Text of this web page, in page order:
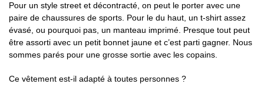
Pour un style street et décontracté, on peut le porter avec une
paire de chaussures de sports. Pour le du haut, un t-shirt assez
évasé, ou pourquoi pas, un manteau imprimé. Presque tout peut
être assorti avec un petit bonnet jaune et c’est parti gagner. Nous
sommes parés pour une grosse sortie avec les copains.
Ce vêtement est-il adapté à toutes personnes ?